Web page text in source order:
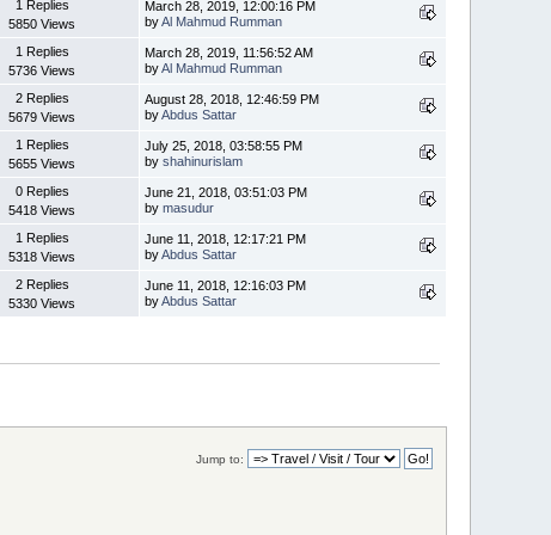
1 Replies
5850 Views
March 28, 2019, 12:00:16 PM
byAl Mahmud Rumman
1 Replies
5736 Views
March 28, 2019, 11:56:52 AM
byAl Mahmud Rumman
2 Replies
5679 Views
August 28, 2018, 12:46:59 PM
byAbdus Sattar
1 Replies
5655 Views
July 25, 2018, 03:58:55 PM
byshahinurislam
0 Replies
5418 Views
June 21, 2018, 03:51:03 PM
bymasudur
1 Replies
5318 Views
June 11, 2018, 12:17:21 PM
byAbdus Sattar
2 Replies
5330 Views
June 11, 2018, 12:16:03 PM
byAbdus Sattar
Jump to: